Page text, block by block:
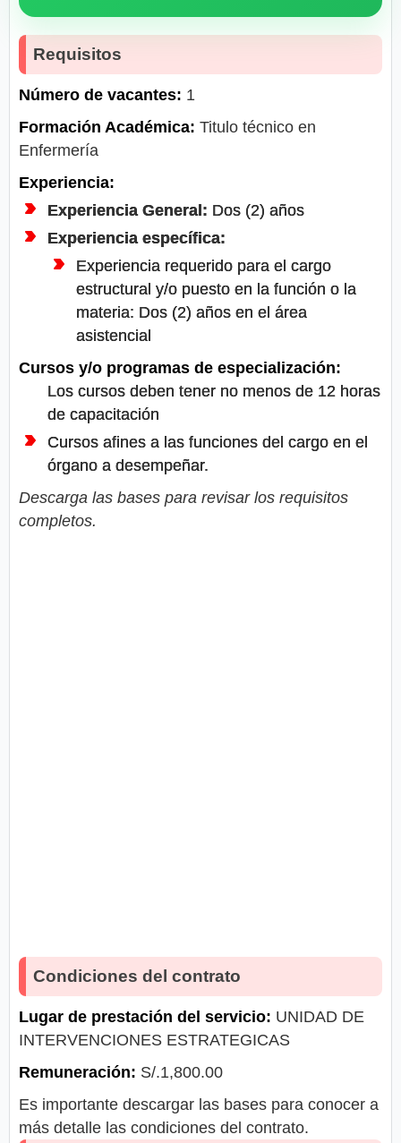
Requisitos
Número de vacantes: 1
Formación Académica: Titulo técnico en
Enfermería
Experiencia:
Experiencia General: Dos (2) años
Experiencia específica:
Experiencia requerido para el cargo
estructural y/o puesto en la función o la
materia: Dos (2) años en el área
asistencial
Cursos y/o programas de especialización:
Los cursos deben tener no menos de 12 horas
de capacitación
Cursos afines a las funciones del cargo en el
órgano a desempeñar.
Descarga las bases para revisar los requisitos
completos.
Condiciones del contrato
Lugar de prestación del servicio: UNIDAD DE
INTERVENCIONES ESTRATEGICAS
Remuneración: S/.1,800.00
Es importante descargar las bases para conocer a
más detalle las condiciones del contrato.